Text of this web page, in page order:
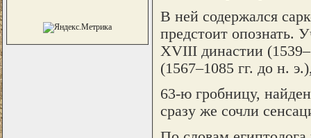
В ней содержался
предстоит опознать.
XVIII династии
(1567–1085 гг. до н.
63-ю гробницу,
сразу же сочли